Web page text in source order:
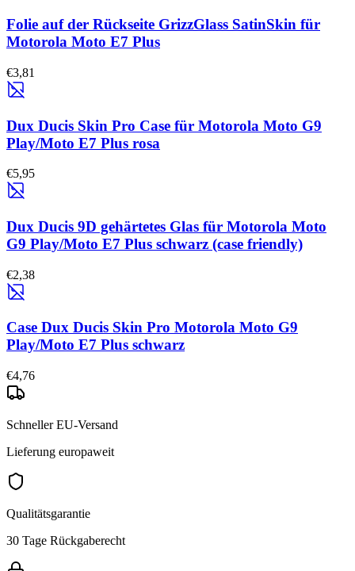
Folie auf der Rückseite GrizzGlass SatinSkin für
Motorola Moto E7 Plus
€3,81
Dux Ducis Skin Pro Case für Motorola Moto G9
Play/Moto E7 Plus rosa
€5,95
Dux Ducis 9D gehärtetes Glas für Motorola Moto
G9 Play/Moto E7 Plus schwarz (case friendly)
€2,38
Case Dux Ducis Skin Pro Motorola Moto G9
Play/Moto E7 Plus schwarz
€4,76
Schneller EU-Versand
Lieferung europaweit
Qualitätsgarantie
30 Tage Rückgaberecht